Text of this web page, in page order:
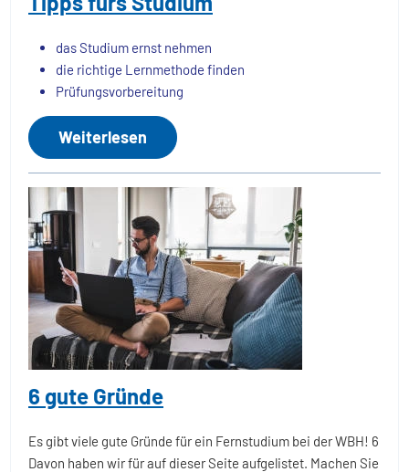
das Studium ernst nehmen
die richtige Lernmethode finden
Prüfungsvorbereitung
Weiterlesen
6 gute Gründe
Es gibt viele gute Gründe für ein Fernstudium bei der WBH! 6
Davon haben wir für auf dieser Seite aufgelistet. Machen Sie